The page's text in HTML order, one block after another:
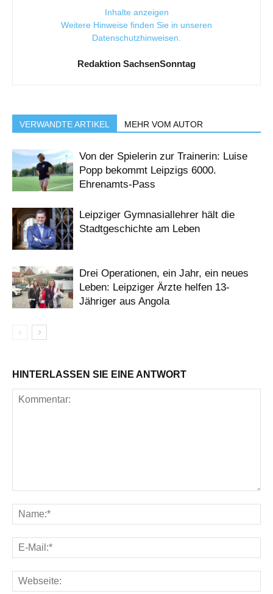
Inhalte anzeigen
Weitere Hinweise finden Sie in unseren
Datenschutzhinweisen
Redaktion SachsenSonntag
VERWANDTE ARTIKEL MEHR VOM AUTOR
Von der Spielerin zur Trainerin: Luise
Popp bekommt Leipzigs 6000.
Ehrenamts-Pass
Leipziger Gymnasiallehrer hält die
Stadtgeschichte am Leben
Drei Operationen, ein Jahr, ein neues
Leben: Leipziger Ärzte helfen 13-
Jähriger aus Angola
HINTERLASSEN SIE EINE ANTWORT